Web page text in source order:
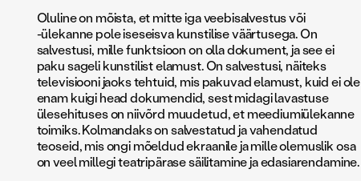
Oluline on mõista, et mitte iga veebisalvestus või
-ülekanne pole iseseisva kunstilise väärtusega. On
salvestusi, mille funktsioon on olla dokument, ja see ei
paku sageli kunstilist elamust. On salvestusi, näiteks
televisiooni jaoks tehtuid, mis pakuvad elamust, kuid ei ole
enam kuigi head dokumendid, sest midagi lavastuse
ülesehituses on niivõrd muudetud, et meediumiülekanne
toimiks. Kolmandaks on salvestatud ja vahendatud
teoseid, mis ongi mõeldud ekraanile ja mille olemuslik osa
on veel millegi teatripärase säilitamine ja edasiarendamine.